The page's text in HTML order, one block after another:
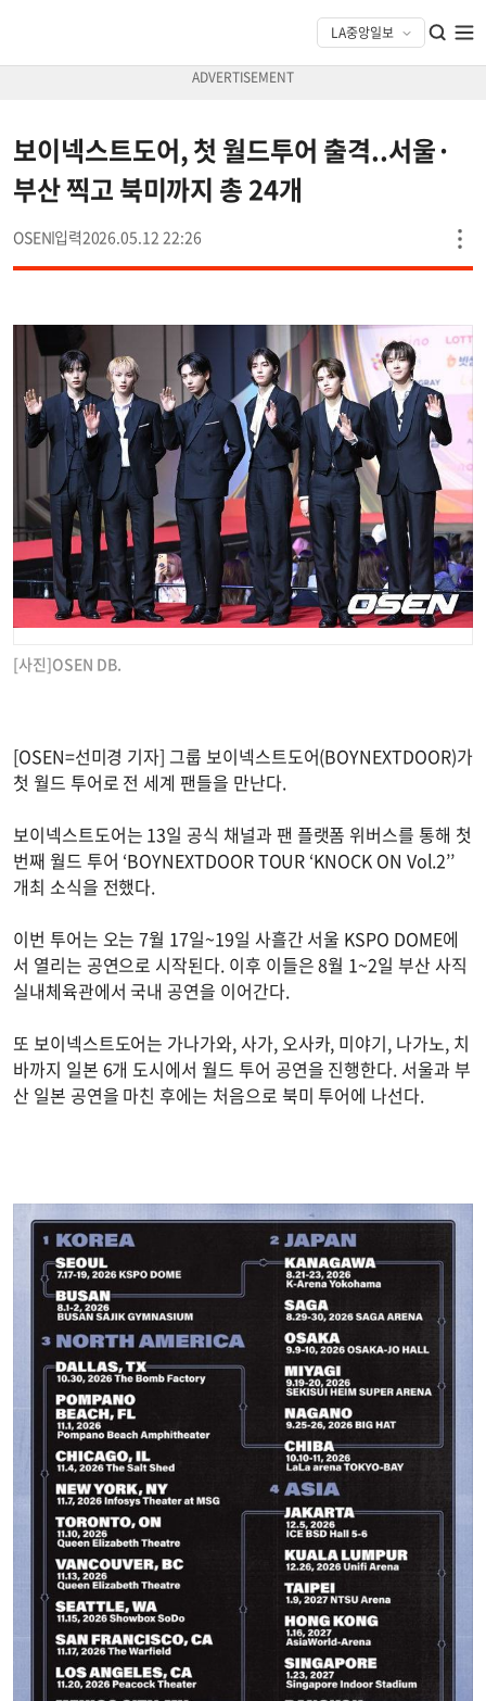
보이넥스트도어, 첫 월드투어 출격..서울·
부산 찍고 북미까지 총 24개
OSEN 2026.05.12 22:26
[사진]OSEN DB.
[OSEN=선미경 기자] 그룹 보이넥스트도어(BOYNEXTDOOR)가
첫 월드 투어로 전 세계 팬들을 만난다.
보이넥스트도어는 13일 공식 채널과 팬 플랫폼 위버스를 통해 첫
번째 월드 투어 ‘BOYNEXTDOOR TOUR ‘KNOCK ON Vol.2’’
개최 소식을 전했다.
이번 투어는 오는 7월 17일~19일 사흘간 서울 KSPO DOME에
서 열리는 공연으로 시작된다. 이후 이들은 8월 1~2일 부산 사직
실내체육관에서 국내 공연을 이어간다.
또 보이넥스트도어는 가나가와, 사가, 오사카, 미야기, 나가노, 치
바까지 일본 6개 도시에서 월드 투어 공연을 진행한다. 서울과 부
산 일본 공연을 마친 후에는 처음으로 북미 투어에 나선다.